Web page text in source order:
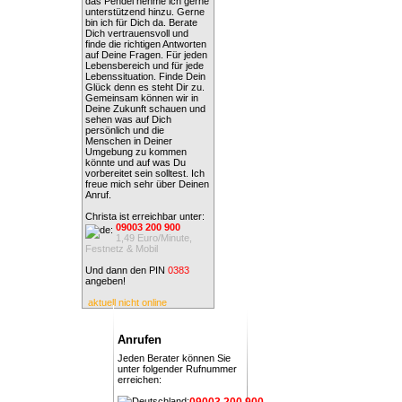
unterstützend hinzu. Gerne
bin ich für Dich da. Berate
Dich vertrauensvoll und
finde die richtigen Antworten
auf Deine Fragen. Für jeden
Lebensbereich und für jede
Lebenssituation. Finde Dein
Glück denn es steht Dir zu.
Gemeinsam können wir in
Deine Zukunft schauen und
sehen was auf Dich
persönlich und die
Menschen in Deiner
Umgebung zu kommen
könnte und auf was Du
vorbereitet sein solltest. Ich
freue mich sehr über Deinen
Anruf.
Christa ist erreichbar unter:
09003 200 900
1,49 Euro/Minute,
Festnetz & Mobil
Und dann den PIN 0383
angeben!
aktuell nicht online
Anrufen
Jeden Berater können Sie
unter folgender Rufnummer
erreichen: